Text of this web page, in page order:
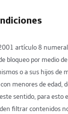
artículo 8
bloqueo por medio
o a sus hijos de
menores de edad,
sentido, para esto
filtrar contenidos